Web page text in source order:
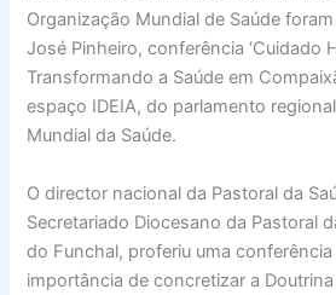
Organização Mundial de Saúde
José Pinheiro, conferência ‘Cuidado
Transformando a Saúde em
espaço IDEIA, do parlamento
Mundial da Saúde.
O director nacional da Pastoral da
Secretariado Diocesano da Pastoral
do Funchal, proferiu uma
importância de concretizar a